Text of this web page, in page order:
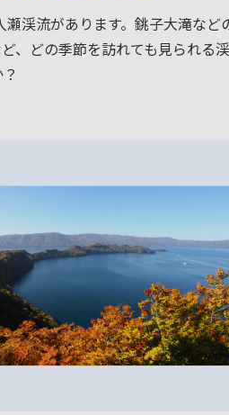
渓流があります。銚子大滝など
どの季節を訪れても見られる